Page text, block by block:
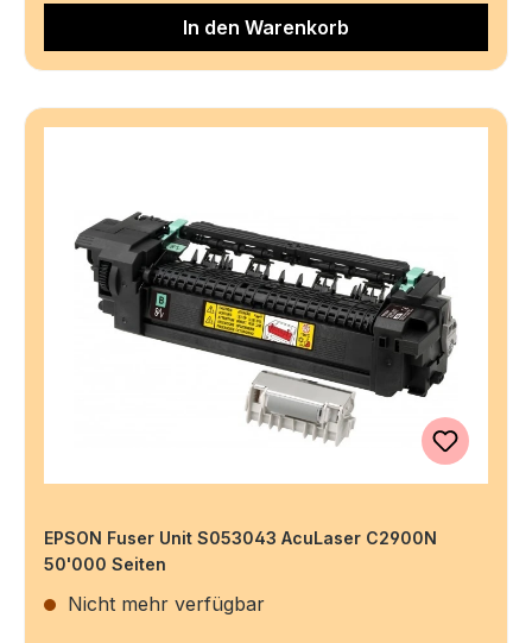
In den Warenkorb
EPSON Fuser Unit S053043 AcuLaser C2900N
50'000 Seiten
Nicht mehr verfügbar